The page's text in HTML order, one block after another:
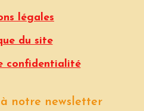
légales
du site
confidentialité
notre newsletter